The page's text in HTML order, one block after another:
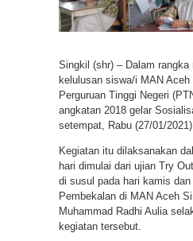
Singkil (shr) – Dalam
kelulusan siswa/i MAN
Perguruan Tinggi Negeri
angkatan 2018 gelar
setempat, Rabu (27/01/2021)
Kegiatan itu dilaksanakan
hari dimulai dari ujian Try
di susul pada hari kamis
Pembekalan di MAN Aceh
Muhammad Radhi Aulia
kegiatan tersebut.